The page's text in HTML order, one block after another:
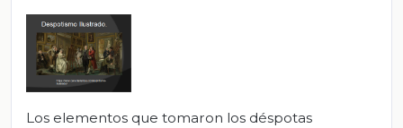
Los elementos que tomaron los déspotas